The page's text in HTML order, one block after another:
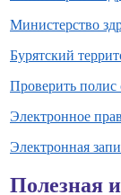
Министерство
Бурятский
Проверить полис
Электронное
Электронная
Полезная